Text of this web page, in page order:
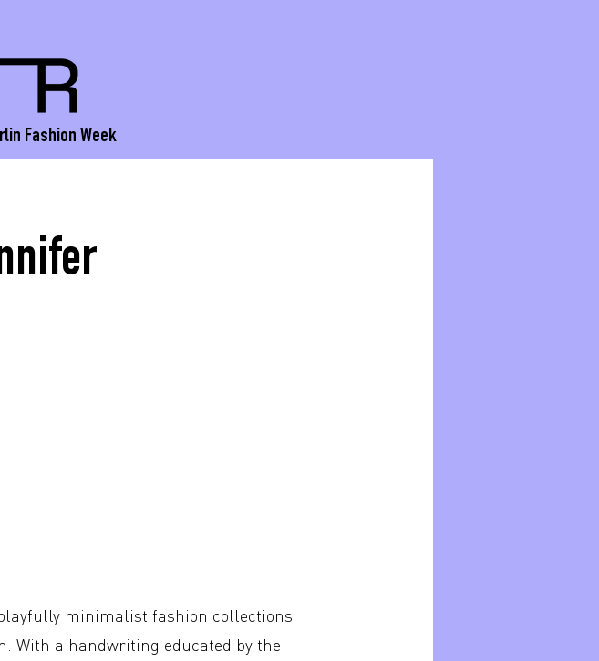
Fashion Week
minimalist fashion collections
With a handwriting educated by the